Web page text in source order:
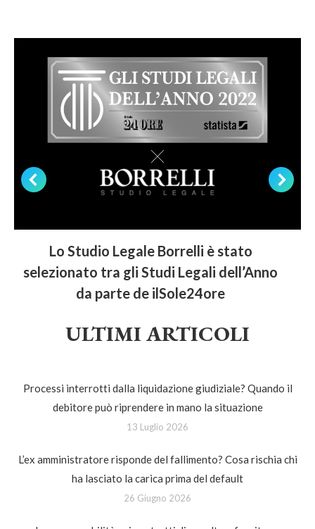
Lo Studio Legale Borrelli è stato
selezionato tra gli Studi Legali dell’Anno
da parte de ilSole24ore
ULTIMI ARTICOLI
Processi interrotti dalla liquidazione giudiziale? Quando il
debitore può riprendere in mano la situazione
13 Luglio 2026
L’ex amministratore risponde del fallimento? Cosa rischia chi
ha lasciato la carica prima del default
26 Giugno 2026